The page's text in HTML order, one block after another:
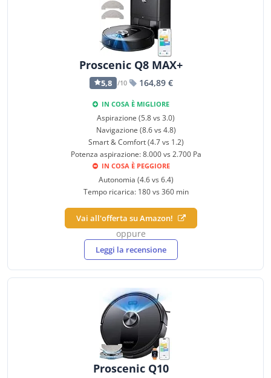
Proscenic Q8 MAX+
5,8 /10 164,89 €
IN COSA È MIGLIORE
Aspirazione (5.8 vs 3.0)
Navigazione (8.6 vs 4.8)
Smart & Comfort (4.7 vs 1.2)
Potenza aspirazione: 8.000 vs 2.700 Pa
IN COSA È PEGGIORE
Autonomia (4.6 vs 6.4)
Tempo ricarica: 180 vs 360 min
Vai all'offerta su Amazon!
oppure
Leggi la recensione
Proscenic Q10